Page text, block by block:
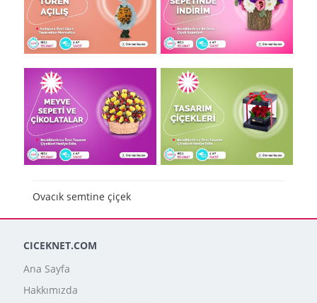
Ovacık semtine çiçek
CICEKNET.COM
Ana Sayfa
Hakkımızda